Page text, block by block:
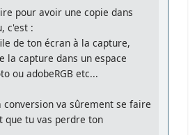
pour avoir une copie dans
c'est :
de ton écran à la capture,
la capture dans un espace
ou adobeRGB etc...
conversion va sûrement se faire
que tu vas perdre ton